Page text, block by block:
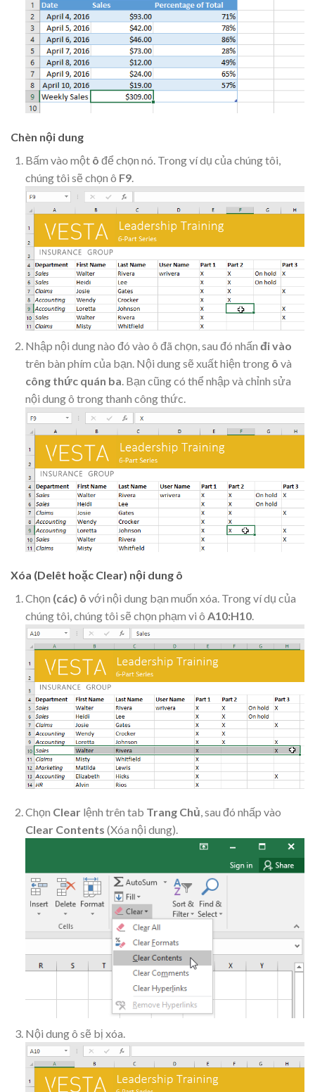
Chèn nội dung
Bấm vào một ô để chọn nó. Trong ví dụ của chúng tôi,
chúng tôi sẽ chọn ô F9.
Nhập nội dung nào đó vào ô đã chọn, sau đó nhấn đi vào
trên bàn phím của bạn. Nội dung sẽ xuất hiện trong ô và
công thức quán ba. Bạn cũng có thể nhập và chỉnh sửa
nội dung ô trong thanh công thức.
Xóa (Delêt hoặc Clear) nội dung ô
Chọn (các) ô với nội dung bạn muốn xóa. Trong ví dụ của
chúng tôi, chúng tôi sẽ chọn phạm vi ô A10:H10.
Chọn Clearlệnh trên tab Trang Chủ, sau đó nhấp vào
Clear Contents (Xóa nội dung).
Nội dung ô sẽ bị xóa.